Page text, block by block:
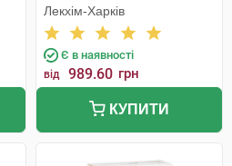
Лекхім-Харків
Є в наявності
від 989.60 грн
КУПИТИ